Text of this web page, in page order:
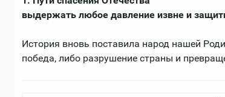
выдержать любое давление извне и
История вновь поставила народ нашей
победа, либо разрушение страны и